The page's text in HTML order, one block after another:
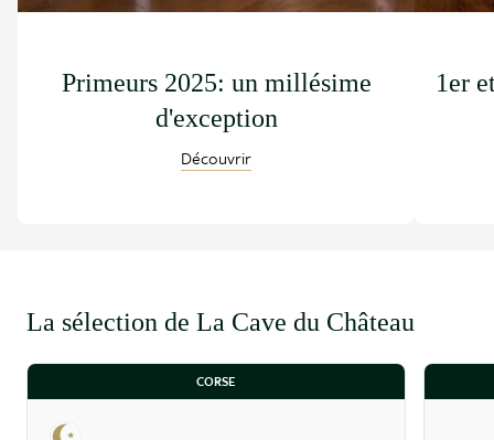
Primeurs 2025: un millésime
d'exception
Découvrir
1er
La sélection de La Cave du Château
CORSE